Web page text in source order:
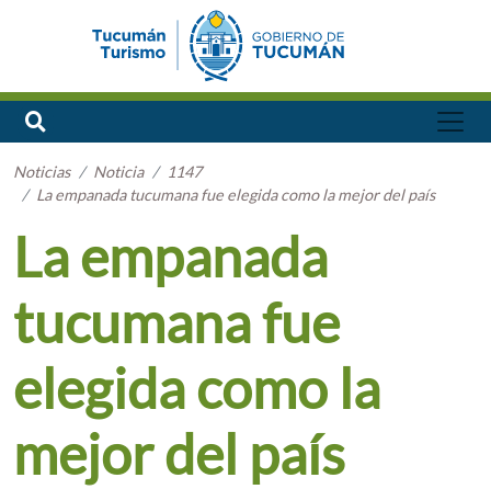
Noticias Noticia
1147
La empanada tucumana fue elegida como la mejor del país
La empanada
tucumana fue
elegida como la
mejor del país